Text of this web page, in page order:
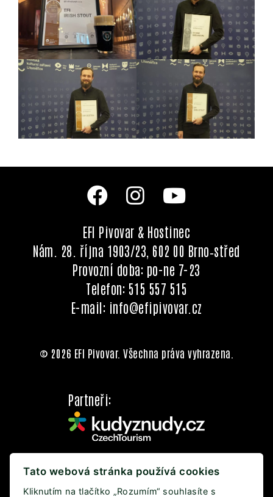
EFI Pivovar & Hostinec
Nám. 28. října 1903/23, 602 00 Brno‑střed
Provozní doba: po-ne 7-23
Telefon: 515 557 515
E-mail: info@efipivovar.cz
© 2026 EFI Pivovar. Všechna práva vyhrazena.
Partneři:
Tato webová stránka používá cookies
Kliknutím na tlačítko „Rozumím“ souhlasíte s